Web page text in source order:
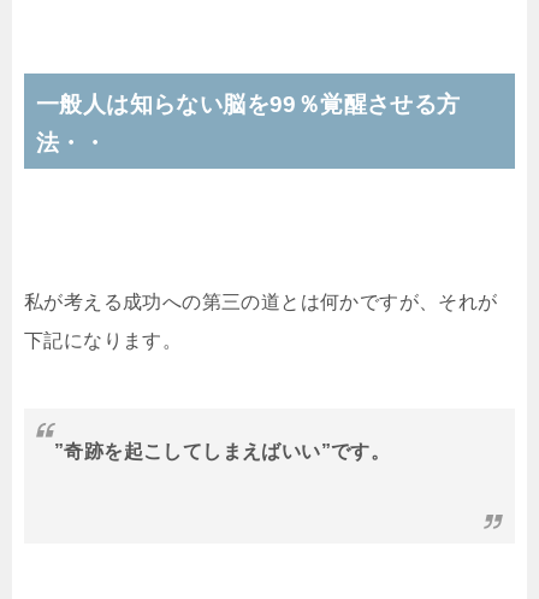
一般人は知らない脳を99％覚醒させる方
法・・
私が考える成功への第三の道とは何かですが、それが
下記になります。
”奇跡を起こしてしまえばいい”です。